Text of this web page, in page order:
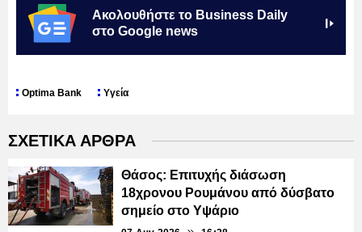
Ακολουθήστε το Business Daily
στο Google news
Optima Bank Υγεία
ΣΧΕΤΙΚΑ ΑΡΘΡΑ
Θάσος: Επιτυχής διάσωση
18χρονου Ρουμάνου από δύσβατο
σημείο στο Υψάριο